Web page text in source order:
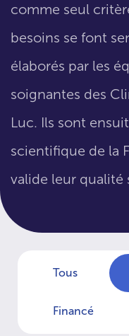
comme seul
besoins se font
élaborés par les
soignantes des
Luc. Ils sont
scientifique de la
valide leur qualité
Tous
Financé